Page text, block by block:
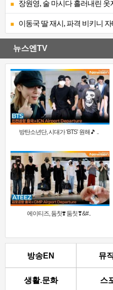
장원영, 술 마시다 흘러내린
이동국 딸 재시, 파격 비키니
뉴스엔TV
방탄소년단, 시대가 ‘BTS’ 원해🎵 ..
에이티즈, 둠칫❣️ 둠칫❣&#..
방송EN 뮤
생활.문화 스